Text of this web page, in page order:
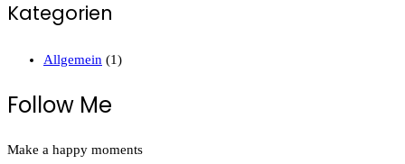
Kategorien
Allgemein (1)
Follow Me
Make a happy moments